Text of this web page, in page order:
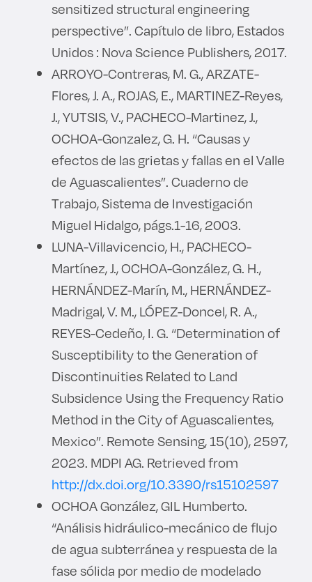
sensitized structural engineering
perspective”. Capítulo de libro, Estados
Unidos : Nova Science Publishers, 2017.
ARROYO-Contreras, M. G., ARZATE-
Flores, J. A., ROJAS, E., MARTINEZ-Reyes,
J., YUTSIS, V., PACHECO-Martinez, J.,
OCHOA-Gonzalez, G. H. “Causas y
efectos de las grietas y fallas en el Valle
de Aguascalientes”. Cuaderno de
Trabajo, Sistema de Investigación
Miguel Hidalgo, págs.1-16, 2003.
LUNA-Villavicencio, H., PACHECO-
Martínez, J., OCHOA-González, G. H.,
HERNÁNDEZ-Marín, M., HERNÁNDEZ-
Madrigal, V. M., LÓPEZ-Doncel, R. A.,
REYES-Cedeño, I. G. “Determination of
Susceptibility to the Generation of
Discontinuities Related to Land
Subsidence Using the Frequency Ratio
Method in the City of Aguascalientes,
Mexico”. Remote Sensing, 15(10), 2597,
2023. MDPI AG. Retrieved from
http://dx.doi.org/10.3390/rs15102597
OCHOA González, GIL Humberto.
“Análisis hidráulico-mecánico de flujo
de agua subterránea y respuesta de la
fase sólida por medio de modelado